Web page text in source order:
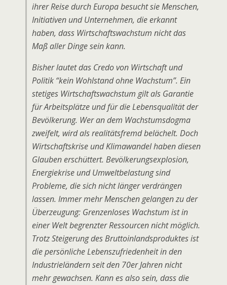
ihrer Reise durch Europa besucht sie Menschen,
Initiativen und Unternehmen, die erkannt
haben, dass Wirtschaftswachstum nicht das
Maß aller Dinge sein kann.
Bisher lautet das Credo von Wirtschaft und
Politik “kein Wohlstand ohne Wachstum”. Ein
stetiges Wirtschaftswachstum gilt als Garantie
für Arbeitsplätze und für die Lebensqualität der
Bevölkerung. Wer an dem Wachstumsdogma
zweifelt, wird als realitätsfremd belächelt. Doch
Wirtschaftskrise und Klimawandel haben diesen
Glauben erschüttert. Bevölkerungsexplosion,
Energiekrise und Umweltbelastung sind
Probleme, die sich nicht länger verdrängen
lassen. Immer mehr Menschen gelangen zu der
Überzeugung: Grenzenloses Wachstum ist in
einer Welt begrenzter Ressourcen nicht möglich.
Trotz Steigerung des Bruttoinlandsproduktes ist
die persönliche Lebenszufriedenheit in den
Industrieländern seit den 70er Jahren nicht
mehr gewachsen. Kann es also sein, dass die